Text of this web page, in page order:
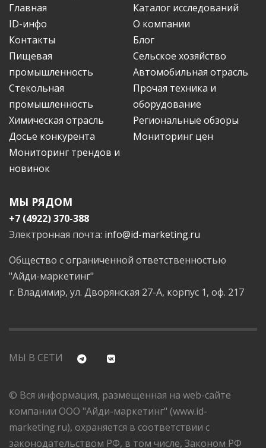
Главная
Каталог исследований
ID-инфо
О компании
Контакты
Блог
Пищевая
промышленность
Сельское хозяйство
Автомобильная отрасль
Стекольная
промышленность
Прочая техника и
оборудование
Химическая отрасль
Региональные обзоры
Досье конкурента
Мониторинг цен
Мониторинг трендов и
новинок
МЫ РЯДОМ
+7 (4922) 370-388
Электронная почта: info@id-marketing.ru
Общество с ограниченной ответственностью
"Айди-маркетинг"
г. Владимир, ул. Дворянская 27-А, корпус 1, оф. 217
МЫ В СЕТИ
© Вся информация, размещенная на web-сайте
компании ООО "Айди-маркетинг" (www.id-
marketing.ru), охраняется в соответствии с
законодательством РФ, в том числе, Законом РФ